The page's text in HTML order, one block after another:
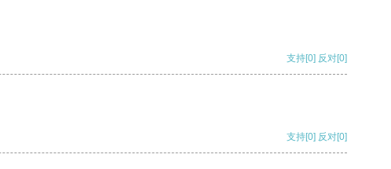
支持[0] 反对[0]
支持[0] 反对[0]